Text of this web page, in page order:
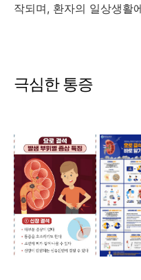
작되며, 환자의 일상생활
극심한 통증